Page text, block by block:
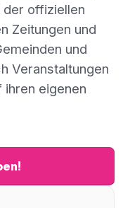
offiziellen
Zeitungen und
und
Veranstaltungen
ihren eigenen